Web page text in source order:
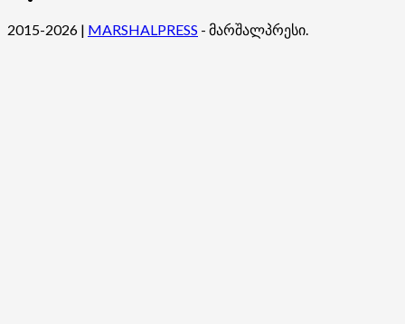
2015-2026 | MARSHALPRESS - მარშალპრესი.